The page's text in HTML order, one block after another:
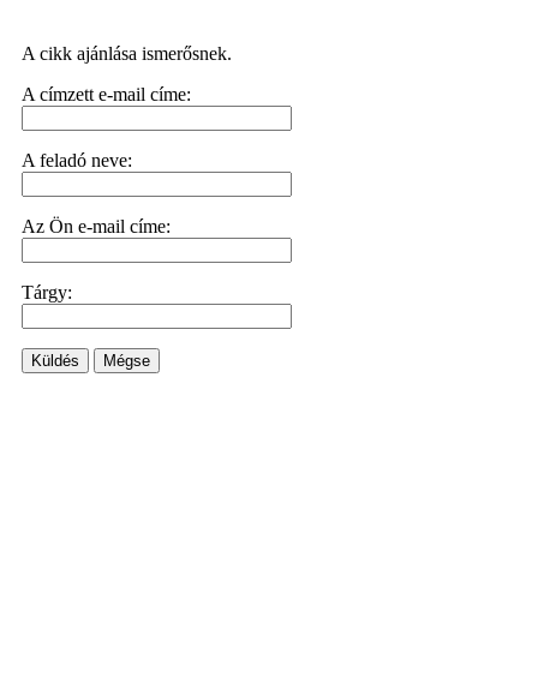
A cikk ajánlása ismerősnek.
A címzett e-mail címe:
A feladó neve:
Az Ön e-mail címe:
Tárgy:
Küldés Mégse